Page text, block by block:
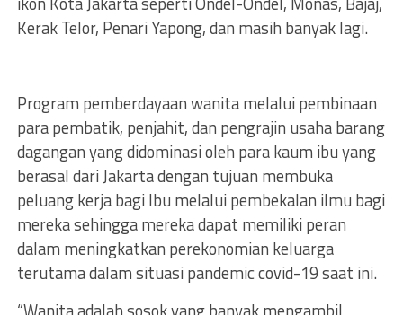
Kerak Telor, Penari Yapong, dan masih banyak lagi.
Program pemberdayaan wanita melalui pembinaan
para pembatik, penjahit, dan pengrajin usaha barang
dagangan yang didominasi oleh para kaum ibu yang
berasal dari Jakarta dengan tujuan membuka
peluang kerja bagi Ibu melalui pembekalan ilmu bagi
mereka sehingga mereka dapat memiliki peran
dalam meningkatkan perekonomian keluarga
terutama dalam situasi pandemic covid-19 saat ini.